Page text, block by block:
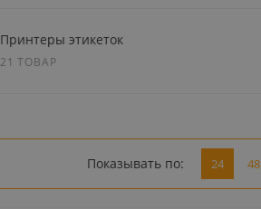
Принтеры этикеток
21 ТОВАР
Показывать по: 24 48